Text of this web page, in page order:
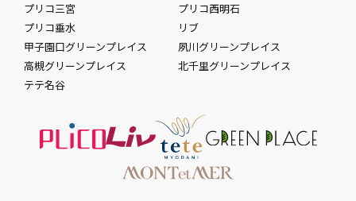
プリコ三宮
プリコ西明石
プリコ垂水
リブ
甲子園口グリーンプレイス
夙川グリーンプレイス
高槻グリーンプレイス
北千里グリーンプレイス
テテ名谷